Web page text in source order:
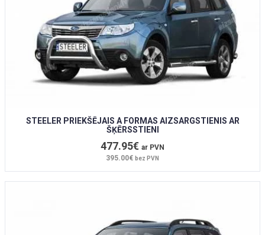
STEELER PRIEKŠĒJAIS A FORMAS AIZSARGSTIENIS AR
ŠĶĒRSSTIENI
477.95€ ar PVN
395.00€ bez PVN